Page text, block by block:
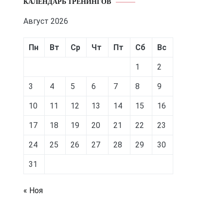
Август 2026
Пн Вт Ср Чт Пт Сб Вс
1 2
3 4 5 6 7 8 9
10 11 12 13 14 15 16
17 18 19 20 21 22 23
24 25 26 27 28 29 30
31
« Ноя